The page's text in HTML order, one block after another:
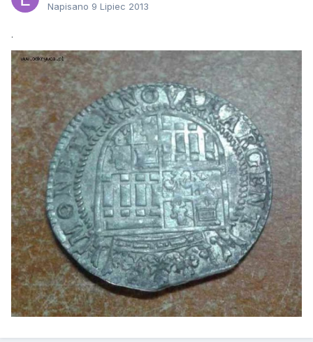
Napisano 9 Lipiec 2013
.